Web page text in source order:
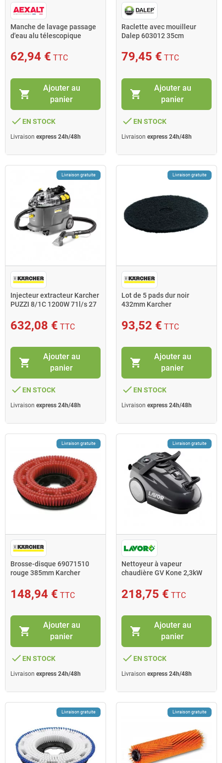
Manche de lavage passage
d'eau alu télescopique
62,94 € TTC
shopping_cart
Ajouter au
panier
done EN STOCK
Livraison express 24h/48h
Raclette avec mouilleur
Dalep 603012 35cm
79,45 € TTC
shopping_cart
Ajouter au
panier
done EN STOCK
Livraison express 24h/48h
Livraison gratuite
Injecteur extracteur Karcher
PUZZI 8/1C 1200W 71l/s 27
632,08 € TTC
shopping_cart
Ajouter au
panier
done EN STOCK
Livraison express 24h/48h
Livraison gratuite
Lot de 5 pads dur noir
432mm Karcher
93,52 € TTC
shopping_cart
Ajouter au
panier
done EN STOCK
Livraison express 24h/48h
Livraison gratuite
Brosse-disque 69071510
rouge 385mm Karcher
148,94 € TTC
shopping_cart
Ajouter au
panier
done EN STOCK
Livraison express 24h/48h
Livraison gratuite
Nettoyeur à vapeur
chaudière GV Kone 2,3kW
218,75 € TTC
shopping_cart
Ajouter au
panier
done EN STOCK
Livraison express 24h/48h
Livraison gratuite Livraison gratuite